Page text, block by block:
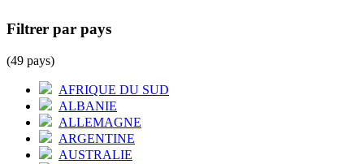
Filtrer par pays
(49 pays)
AFRIQUE DU SUD
ALBANIE
ALLEMAGNE
ARGENTINE
AUSTRALIE